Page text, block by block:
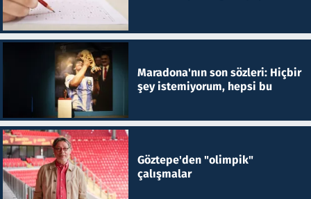
Maradona'nın son sözleri: Hiçbir
şey istemiyorum, hepsi bu
Göztepe'den "olimpik"
çalışmalar